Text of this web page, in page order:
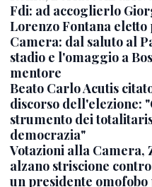
Fdi: ad accoglierlo
Lorenzo Fontana
Camera: dal saluto al
stadio e l'omaggio a
mentore
Beato Carlo Acutis
discorso dell'elezione:
strumento dei
democrazia"
Votazioni alla Camera,
alzano striscione
un presidente